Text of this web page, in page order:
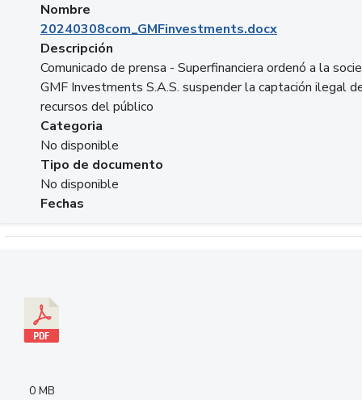
Nombre
20240308com_GMFinvestments.docx
Descripción
Comunicado de prensa - Superfinanciera ordenó a la
GMF Investments S.A.S. suspender la captación ilegal
recursos del público
Categoria
No disponible
Tipo de documento
No disponible
Fechas
0 MB